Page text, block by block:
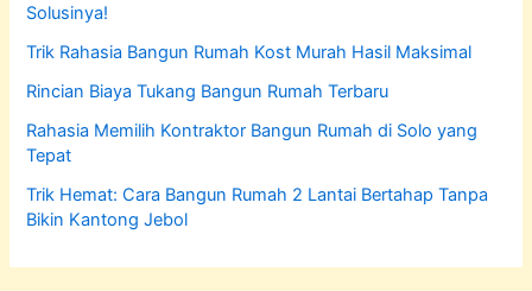
Solusinya!
Trik Rahasia Bangun Rumah Kost Murah Hasil Maksimal
Rincian Biaya Tukang Bangun Rumah Terbaru
Rahasia Memilih Kontraktor Bangun Rumah di Solo yang
Tepat
Trik Hemat: Cara Bangun Rumah 2 Lantai Bertahap Tanpa
Bikin Kantong Jebol